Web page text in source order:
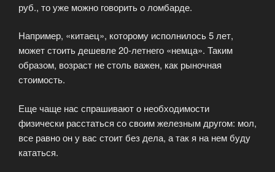
руб., то уже можно говорить о ломбарде.
Например, «китаец», которому исполнилось 5 лет,
может стоить дешевле 20-летнего «немца». Таким
образом, возраст не столь важен, как рыночная
стоимость.
Еще чаще нас спрашивают о необходимости
физически расстаться со своим железным другом: мол,
все равно он у вас стоит без дела, а так я на нем буду
кататься.